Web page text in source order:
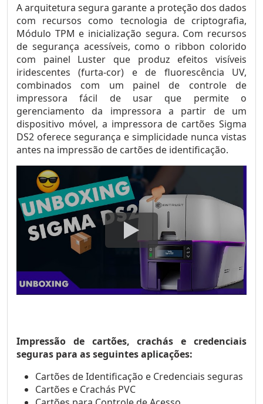
A arquitetura segura garante a proteção dos dados
com recursos como tecnologia de criptografia,
Módulo TPM e inicialização segura. Com recursos
de segurança acessíveis, como o ribbon colorido
com painel Luster que produz efeitos visíveis
iridescentes (furta-cor) e de fluorescência UV,
combinados com um painel de controle de
impressora fácil de usar que permite o
gerenciamento da impressora a partir de um
dispositivo móvel, a impressora de cartões Sigma
DS2 oferece segurança e simplicidade nunca vistas
antes na impressão de cartões de identificação.
Impressão de cartões, crachás e credenciais
seguras para as seguintes aplicações:
Cartões de Identificação e Credenciais seguras
Cartões e Crachás PVC